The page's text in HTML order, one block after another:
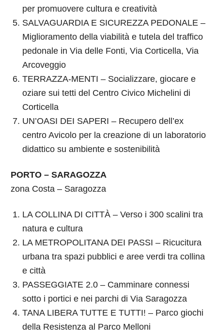
per promuovere cultura e creatività
SALVAGUARDIA E SICUREZZA PEDONALE –
Miglioramento della viabilità e tutela del traffico
pedonale in Via delle Fonti, Via Corticella, Via
Arcoveggio
TERRAZZA-MENTI – Socializzare, giocare e
oziare sui tetti del Centro Civico Michelini di
Corticella
UN’OASI DEI SAPERI – Recupero dell’ex
centro Avicolo per la creazione di un laboratorio
didattico su ambiente e sostenibilità
PORTO – SARAGOZZA
zona Costa – Saragozza
LA COLLINA DI CITTÀ – Verso i 300 scalini tra
natura e cultura
LA METROPOLITANA DEI PASSI – Ricucitura
urbana tra spazi pubblici e aree verdi tra collina
e città
PASSEGGIATE 2.0 – Camminare connessi
sotto i portici e nei parchi di Via Saragozza
TANA LIBERA TUTTE E TUTTI! – Parco giochi
della Resistenza al Parco Melloni